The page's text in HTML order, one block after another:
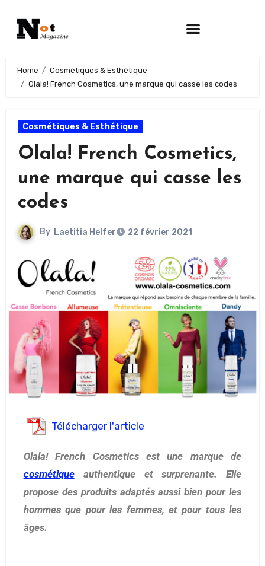
Home
Cosmétiques & Esthétique
Olala! French Cosmetics, une marque qui casse les codes
Cosmétiques & Esthétique
Olala! French Cosmetics,
une marque qui casse les
codes
By Laetitia Helfer 22 février 2021
Télécharger l'article
Olala! French Cosmetics est une marque de
cosmétiqueauthentique et surprenante. Elle
propose des produits adaptés aussi bien pour les
hommes que pour les femmes, et pour tous les
âges.